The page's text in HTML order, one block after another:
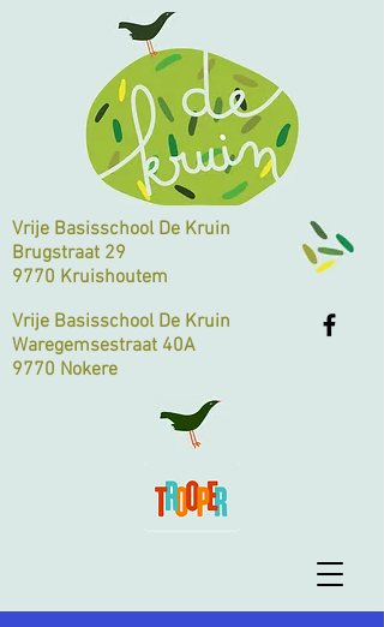
Vrije Basisschool De Kruin
Brugstraat 29
9770 Kruishoutem
Vrije Basisschool De Kruin
Waregemsestraat 40A
9770 Nokere